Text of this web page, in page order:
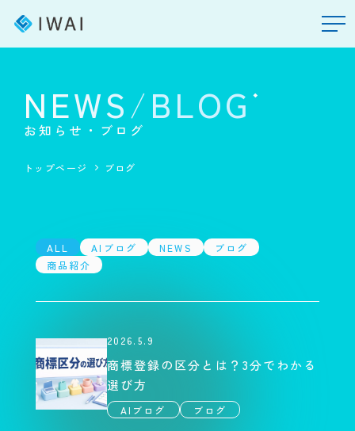
NEWS/BLOG
お知らせ・ブログ
トップページ ブログ
ALL AIブログ NEWS
ブログ
商品紹介
2026.5.9
商標登録の区分とは？3分でわかる
選び方
AIブログ ブログ